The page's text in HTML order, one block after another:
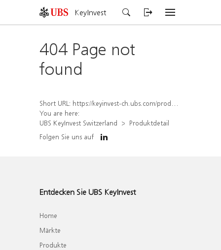
KeyInvest
404 Page not
found
Short URL: https://keyinvest-ch.ubs.com/produkt/detail/index/isin/CH1579301669
You are here:
UBS KeyInvest Switzerland
Produktdetail
Folgen Sie uns auf
Entdecken Sie UBS KeyInvest
Home
Märkte
Produkte